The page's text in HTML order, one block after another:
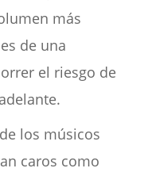
más
de una
el riesgo de
los músicos
caros como